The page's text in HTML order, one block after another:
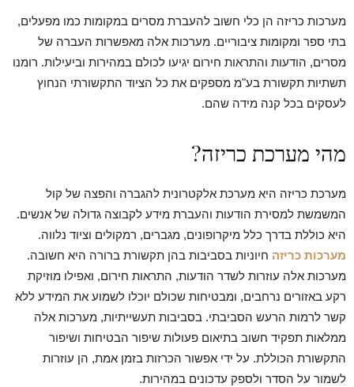
מערכות כריזה הן כלי חשוב להעברת מסרים במקומות כמו מפעלים,
בתי ספר ומקומות ציבוריים. מערכות אלה מאפשרות העברה של
מסרים, הודעות והתראות חירום יגיעו לכולם במהירות וביעילות. רומנו
תשתיות תקשורת בע"מ מספקים את כל הציוד התקשורתי הנחוץ
לעסקים בכל קנה מידה שהם.
מהי מערכת כריזה?
מערכת כריזה היא מערכת אלקטרונית להגברה והפצה של קול
המשמשת למסירת הודעות והעברת מידע לקבוצה גדולה של אנשים.
היא כוללת בדרך כלל מיקרופונים, מגברים, רמקולים וציוד נלווה.
מערכות כריזה חיוניות בסביבות בהן תקשורת ברורה היא חשובה.
מערכות אלה עוזרות לשדר הודעות, התראות חירום, ואפילו מוזיקת
רקע באזורים נרחבים, ומבטיחות שכולם יוכלו לשמוע את המידע ללא
קשר לרמות הרעש הסביבתי. בסביבות תעשייתיות, מערכות אלה
ממלאות תפקיד חשוב בתיאום פעולות שיפור הבטיחות ושיפור
התקשורת הכוללת. על ידי אפשור הכרזות בזמן אמת, הן עוזרות
לשמור על הסדר ולספק עדכונים במהירות.